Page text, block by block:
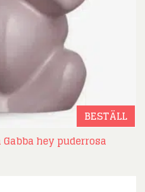
BESTÄLL
hey puderrosa